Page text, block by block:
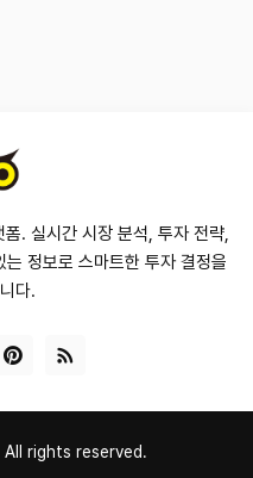
. 실시간 시장 분석, 투자 전략,
정보로 스마트한 투자 결정을
다.
All rights reserved.